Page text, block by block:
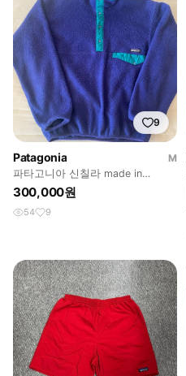
9
Patagonia
M
파타고니아 신칠라 made in
Jamaica
300,000원
54 9